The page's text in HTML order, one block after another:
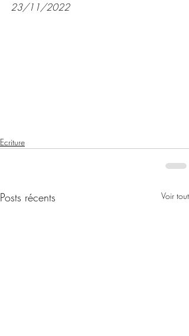
23/11/2022
Ecriture
Posts récents Voir tout